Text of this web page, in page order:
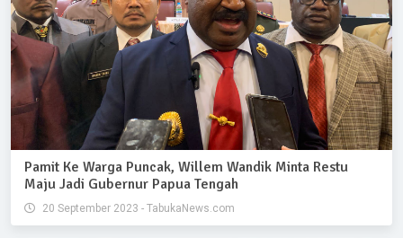
Pamit Ke Warga Puncak, Willem Wandik Minta Restu
Maju Jadi Gubernur Papua Tengah
20 September 2023 - TabukaNews.com